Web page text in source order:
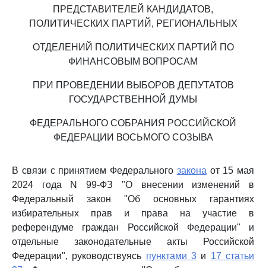
ПРЕДСТАВИТЕЛЕЙ КАНДИДАТОВ,
ПОЛИТИЧЕСКИХ ПАРТИЙ, РЕГИОНАЛЬНЫХ
ОТДЕЛЕНИЙ ПОЛИТИЧЕСКИХ ПАРТИЙ ПО
ФИНАНСОВЫМ ВОПРОСАМ
ПРИ ПРОВЕДЕНИИ ВЫБОРОВ ДЕПУТАТОВ
ГОСУДАРСТВЕННОЙ ДУМЫ
ФЕДЕРАЛЬНОГО СОБРАНИЯ РОССИЙСКОЙ
ФЕДЕРАЦИИ ВОСЬМОГО СОЗЫВА
В связи с принятием Федерального закона от 15 мая
2024 года N 99-ФЗ "О внесении изменений в
Федеральный закон "Об основных гарантиях
избирательных прав и права на участие в
референдуме граждан Российской Федерации" и
отдельные законодательные акты Российской
Федерации", руководствуясь пунктами 3 и 17 статьи